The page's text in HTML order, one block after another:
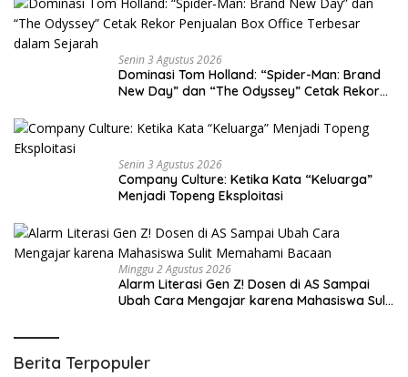
Senin 3 Agustus 2026
Dominasi Tom Holland: “Spider-Man: Brand
New Day” dan “The Odyssey” Cetak Rekor
Sejarah
Senin 3 Agustus 2026
Company Culture: Ketika Kata “Keluarga”
Menjadi Topeng Eksploitasi
Minggu 2 Agustus 2026
Alarm Literasi Gen Z! Dosen di AS Sampai
Ubah Cara Mengajar karena Mahasiswa Sulit
Berita Terpopuler